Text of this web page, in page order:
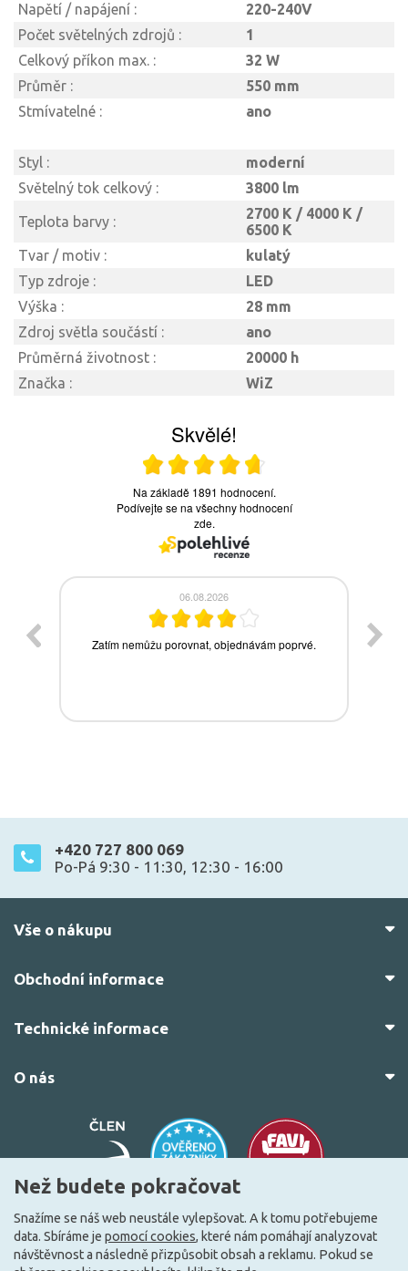
Napětí / napájení :
220-240V
Počet světelných zdrojů :
1
Celkový příkon max. :
32 W
Průměr :
550 mm
Stmívatelné :
ano
Styl :
moderní
Světelný tok celkový :
3800 lm
Teplota barvy :
2700 K / 4000 K /
6500 K
Tvar / motiv :
kulatý
Typ zdroje :
LED
Výška :
28 mm
Zdroj světla součástí :
ano
Průměrná životnost :
20000 h
Značka :
WiZ
+420 727 800 069
Po-Pá 9:30 - 11:30, 12:30 - 16:00
Vše o nákupu
Obchodní informace
Technické informace
O nás
© 2010–2026 Všechna práva vyhrazena. žárovky.cz
Než budete pokračovat
Snažíme se náš web neustále vylepšovat. A k tomu potřebujeme
data. Sbíráme je pomocí cookies, které nám pomáhají analyzovat
návštěvnost a následně přizpůsobit obsah a reklamu. Pokud se